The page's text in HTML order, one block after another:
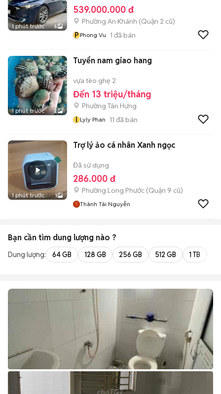
1 phút trước 5
539.000.000 đ
Phường An Khánh (Quận 2 cũ)
P Phong Vu 1 đã bán
1 phút trước 2
Tuyển nam giao hang
vựa tèo ghẹ 2
Đến 13 triệu/tháng
Phường Tân Hưng
l Lyly Phan 11 đã bán
1 phút trước 1
Trợ lý ảo cá nhân Xanh ngọc
Đã sử dụng
286.000 đ
Phường Long Phước (Quận 9 cũ)
Thành Tài Nguyễn
Bạn cần tìm dung lượng nào ?
Dung lượng: 64 GB 128 GB 256 GB 512 GB 1 TB